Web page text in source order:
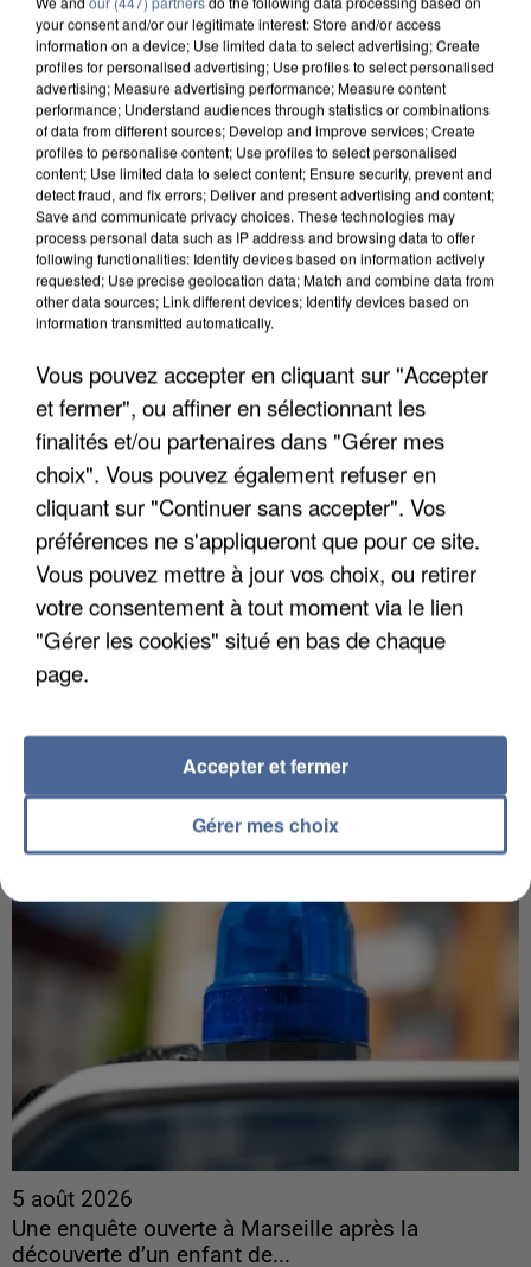
7h56
Une touriste de l’Oise emportée par une coulée de
boue en Haute-Savoie
Son corps a été retrouvé à cinq kilomètres de là.
5 août 2026
L’un des fondateurs supposés de la DZ Mafia
Il est soupçonné d'y avoir mené ses opérations en
5 août 2026
Une enquête ouverte à Marseille après la
découverte d’un enfant de...
your consent and/or our legitimate interest: Store and/or access
information on a device; Use limited data to select advertising; Create
profiles for personalised advertising; Use profiles to select personalised
advertising; Measure advertising performance; Measure content
performance; Understand audiences through statistics or combinations
of data from different sources; Develop and improve services; Create
profiles to personalise content; Use profiles to select personalised
content; Use limited data to select content; Ensure security, prevent and
detect fraud, and fix errors; Deliver and present advertising and content;
Save and communicate privacy choices. These technologies may
process personal data such as IP address and browsing data to offer
following functionalities: Identify devices based on information actively
requested; Use precise geolocation data; Match and combine data from
other data sources; Link different devices; Identify devices based on
information transmitted automatically.
Vous pouvez accepter en cliquant sur "Accepter
et fermer", ou affiner en sélectionnant les
finalités et/ou partenaires dans "Gérer mes
choix". Vous pouvez également refuser en
cliquant sur "Continuer sans accepter". Vos
préférences ne s'appliqueront que pour ce site.
Vous pouvez mettre à jour vos choix, ou retirer
votre consentement à tout moment via le lien
"Gérer les cookies" situé en bas de chaque
page.
Gérer mes choix
Accepter et fermer